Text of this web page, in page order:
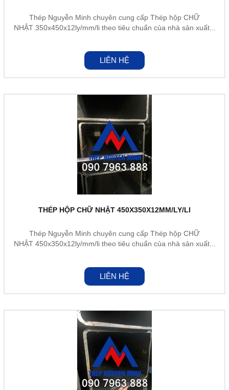
Thép Nguyễn Minh chuyên cung cấp Thép hộp CHỮ
NHẬT 350x450x12ly/mm/li theo tiêu chuẩn của nhà sản xuất...
LIÊN HỆ
THÉP HỘP CHỮ NHẬT 450X350X12MM/LY/LI
Thép Nguyễn Minh chuyên cung cấp Thép hộp CHỮ
NHẬT 450x350x12ly/mm/li theo tiêu chuẩn của nhà sản xuất...
LIÊN HỆ